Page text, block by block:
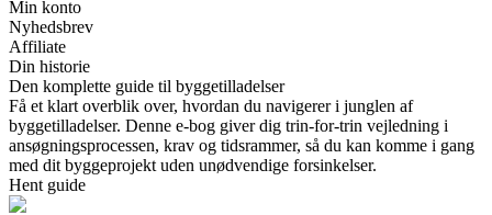
Min konto
Nyhedsbrev
Affiliate
Din historie
Den komplette guide til byggetilladelser
Få et klart overblik over, hvordan du navigerer i junglen af
byggetilladelser. Denne e-bog giver dig trin-for-trin vejledning i
ansøgningsprocessen, krav og tidsrammer, så du kan komme i gang
med dit byggeprojekt uden unødvendige forsinkelser.
Hent guide